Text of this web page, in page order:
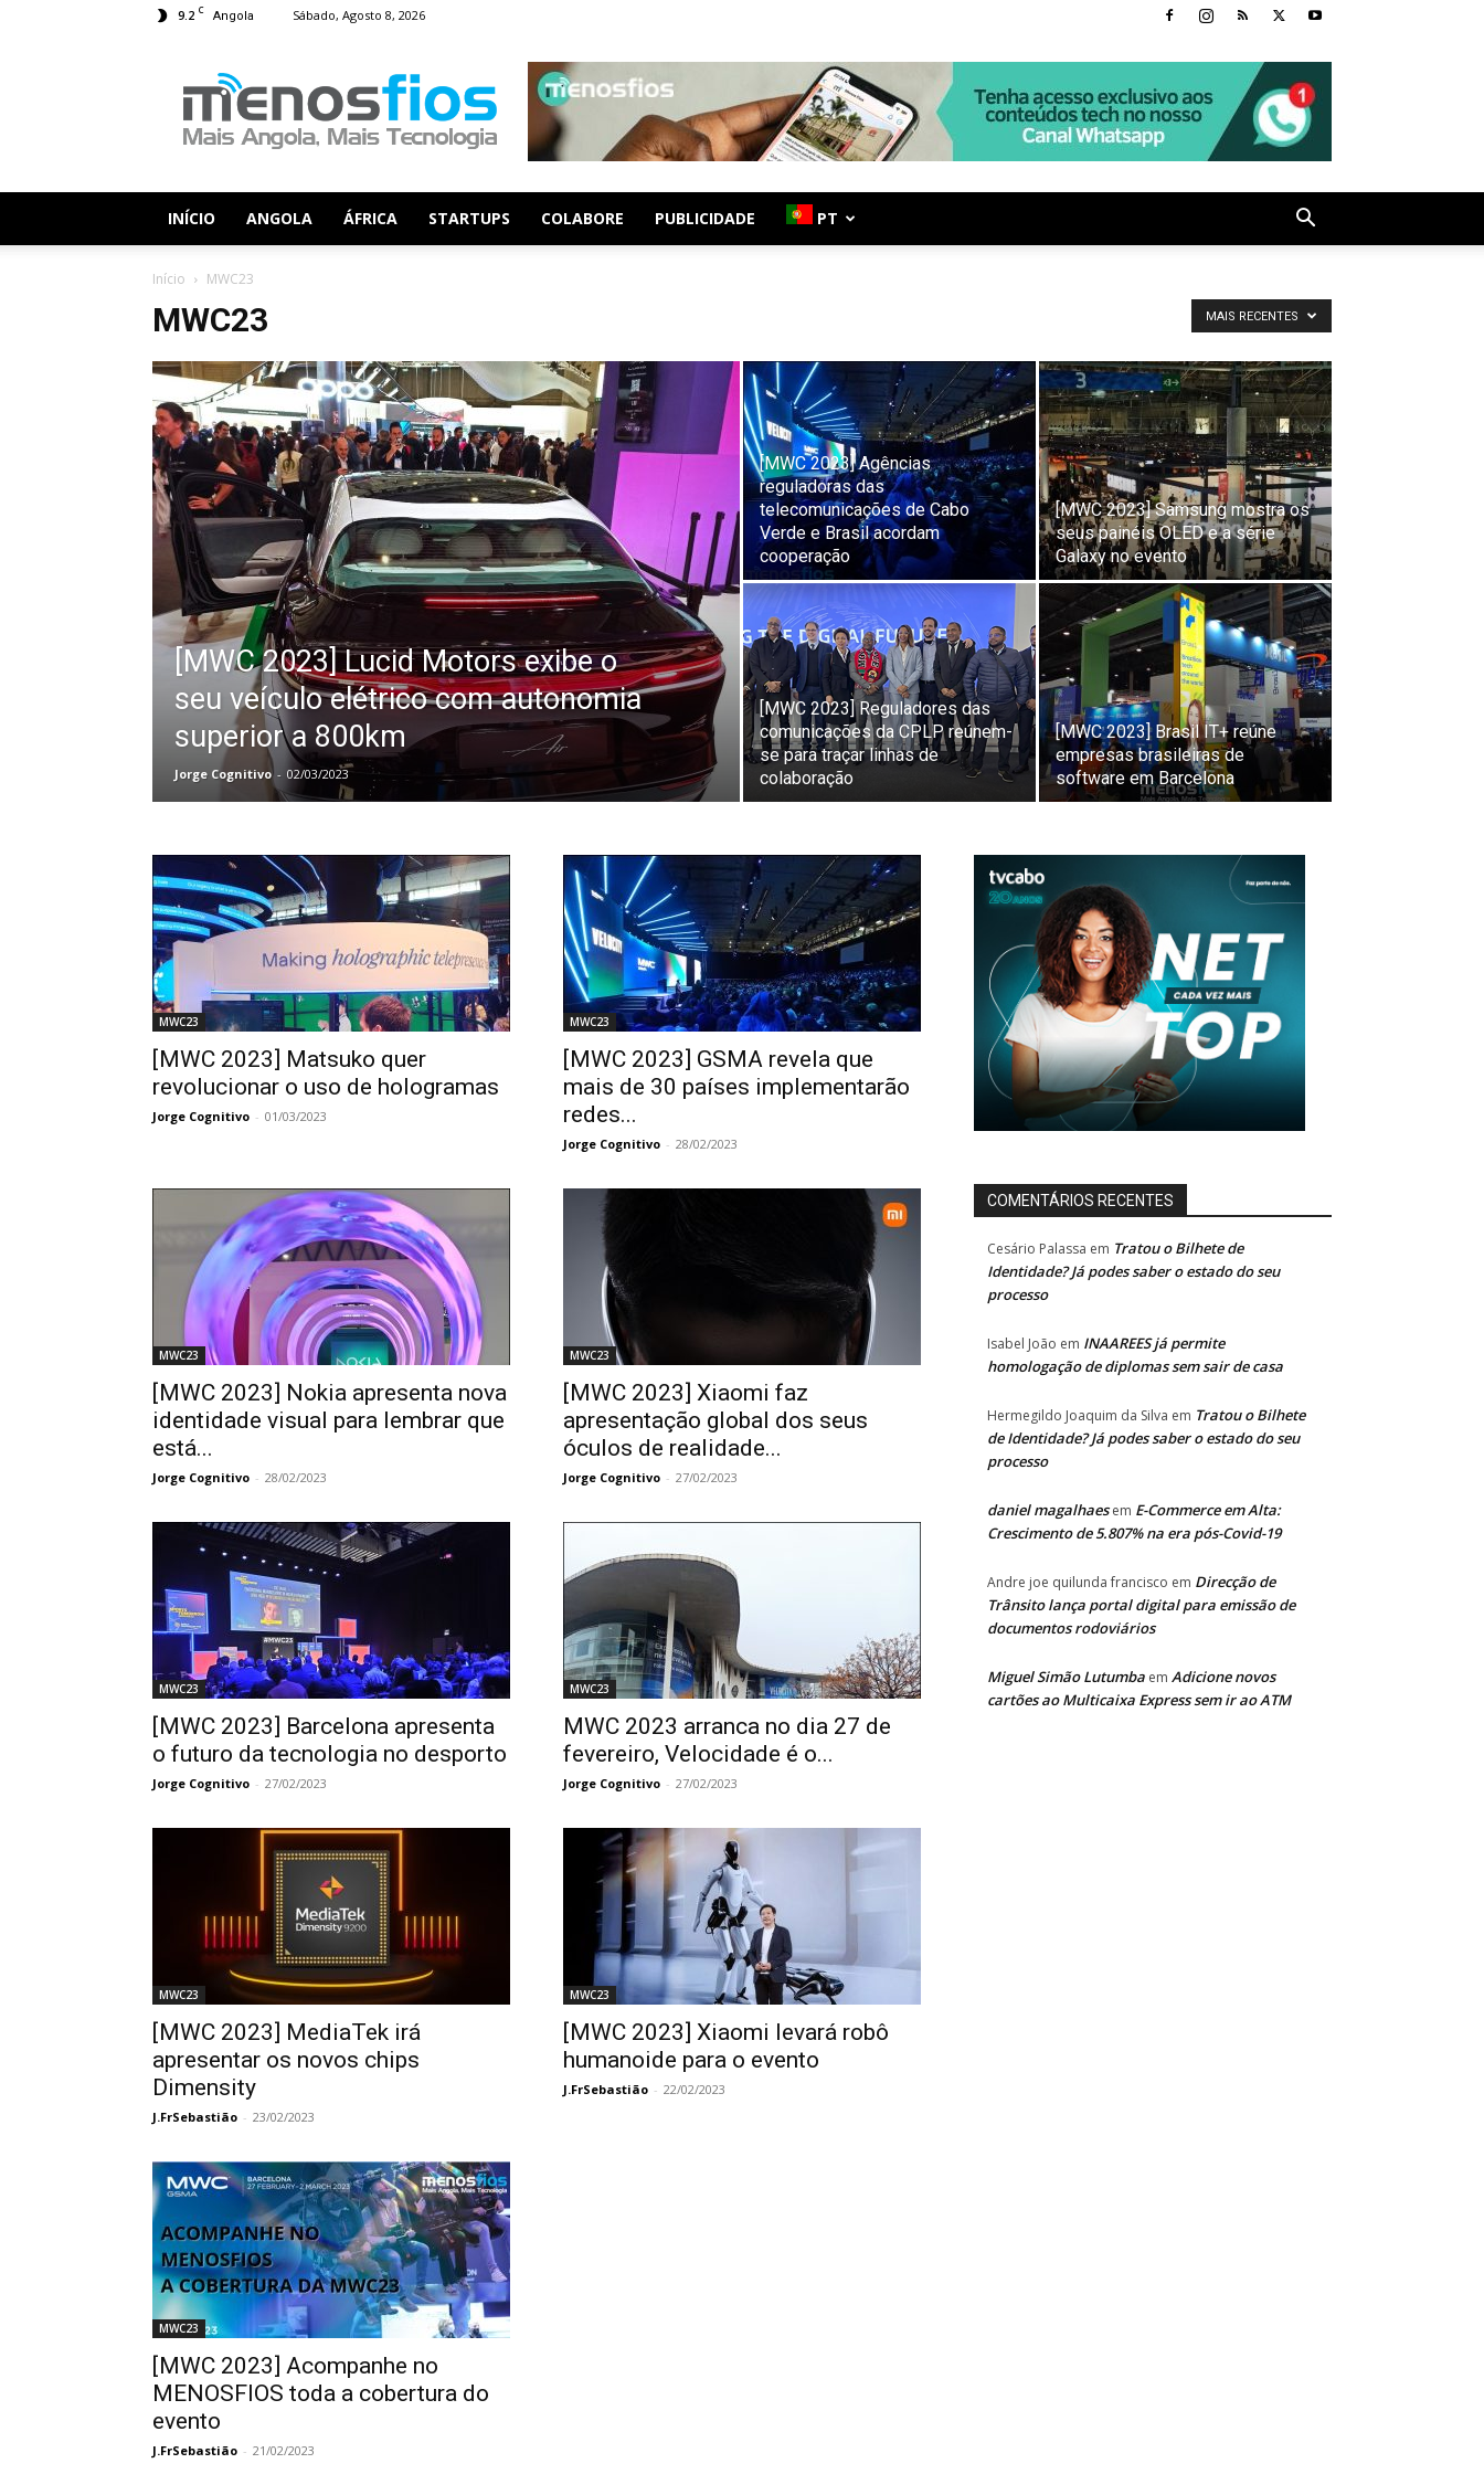
9.2 C Angola Sábado, Agosto 8, 2026
Fios
INÍCIO ANGOLA ÁFRICA STARTUPS COLABORE PUBLICIDADE PT
Início MWC23
MWC23 MAIS RECENTES
[MWC 2023] Lucid Motors exibe o
seu veículo elétrico com autonomia
superior a 800km
Jorge Cognitivo - 02/03/2023
[MWC 2023] Agências
reguladoras das
telecomunicações de Cabo
Verde e Brasil acordam
cooperação
[MWC 2023] Samsung mostra os
seus painéis OLED e a série
Galaxy no evento
[MWC 2023] Reguladores das
comunicações da CPLP reúnem-
se para traçar linhas de
colaboração
[MWC 2023] Brasil IT+ reúne
empresas brasileiras de
software em Barcelona
MWC23
[MWC 2023] Matsuko quer
revolucionar o uso de hologramas
Jorge Cognitivo - 01/03/2023
MWC23
[MWC 2023] GSMA revela que
mais de 30 países implementarão
redes...
Jorge Cognitivo - 28/02/2023
MWC23
[MWC 2023] Nokia apresenta nova
identidade visual para lembrar que
está...
Jorge Cognitivo - 28/02/2023
MWC23
[MWC 2023] Xiaomi faz
apresentação global dos seus
óculos de realidade...
Jorge Cognitivo - 27/02/2023
MWC23
[MWC 2023] Barcelona apresenta
o futuro da tecnologia no desporto
Jorge Cognitivo - 27/02/2023
MWC23
MWC 2023 arranca no dia 27 de
fevereiro, Velocidade é o...
Jorge Cognitivo - 27/02/2023
MWC23
[MWC 2023] MediaTek irá
apresentar os novos chips
Dimensity
J.FrSebastião - 23/02/2023
MWC23
[MWC 2023] Xiaomi levará robô
humanoide para o evento
J.FrSebastião - 22/02/2023
MWC23
[MWC 2023] Acompanhe no
MENOSFIOS toda a cobertura do
evento
J.FrSebastião - 21/02/2023
COMENTÁRIOS RECENTES
Cesário Palassa em Tratou o Bilhete de
Identidade? Já podes saber o estado do seu
processo
Isabel João em INAAREES já permite
homologação de diplomas sem sair de casa
Hermegildo Joaquim da Silva em Tratou o Bilhete
de Identidade? Já podes saber o estado do seu
processo
daniel magalhaesem E-Commerce em Alta:
Crescimento de 5.807% na era pós-Covid-19
Andre joe quilunda francisco em Direcção de
Trânsito lança portal digital para emissão de
documentos rodoviários
Miguel Simão Lutumba em Adicione novos
cartões ao Multicaixa Express sem ir ao ATM